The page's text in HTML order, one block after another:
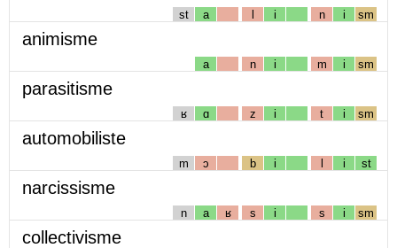
st a l i n i sm
animisme
a n i m i sm
parasitisme
ʁ ɑ z i t i sm
automobiliste
m ɔ b i l i st
narcissisme
n a ʁ s i s i sm
collectivisme